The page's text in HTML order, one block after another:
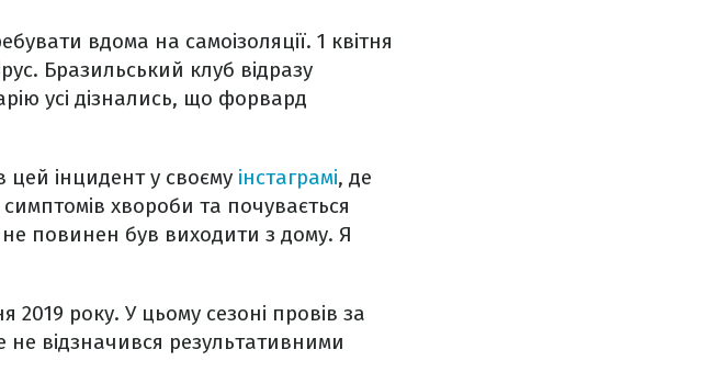
вдома на самоізоляції. 1 квітня
Бразильський клуб відразу
усі дізнались, що форвард
інцидент у своєму інстаграмі, де
хвороби та почувається
повинен був виходити з дому. Я
2019 року. У цьому сезоні провів за
не відзначився результативними